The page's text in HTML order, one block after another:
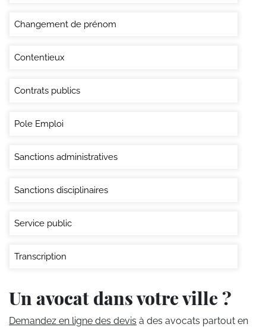
Changement de prénom
Contentieux
Contrats publics
Pole Emploi
Sanctions administratives
Sanctions disciplinaires
Service public
Transcription
Un avocat dans votre ville ?
Demandez en ligne des devis à des avocats partout en